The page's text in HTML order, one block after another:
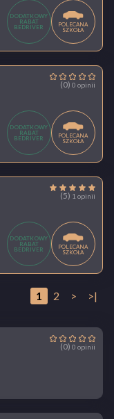
DODATKOWY
RABAT
BEDRIVER
POLECANA
SZKOŁA
(0) 0 opinii
DODATKOWY
RABAT
BEDRIVER
POLECANA
SZKOŁA
(5) 1 opinii
DODATKOWY
RABAT
BEDRIVER
POLECANA
SZKOŁA
1 2 > >|
(0) 0 opinii